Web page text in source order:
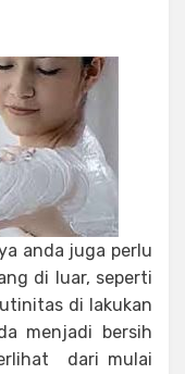
anda juga perlu
di luar, seperti
di lakukan
menjadi bersih
dari mulai